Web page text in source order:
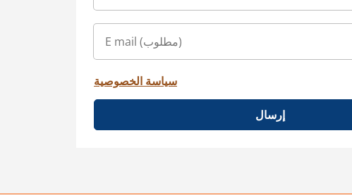
سياسة الخصوصية
إرسال